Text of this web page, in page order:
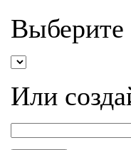
Выберите
Или